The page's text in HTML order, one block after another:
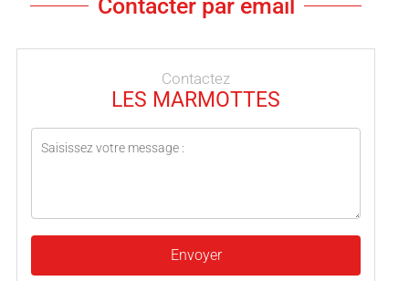
Contacter par email
Contactez
LES MARMOTTES
Envoyer